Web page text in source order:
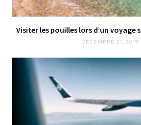
Visiter les pouilles lors d’un voyage
DÉCEMBRE 21, 2019